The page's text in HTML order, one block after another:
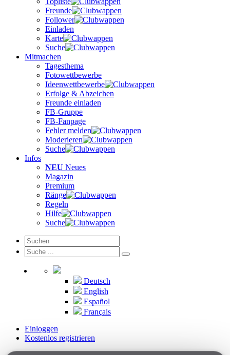
Freunde
Follower
Einladen
Karte
Suche
Mitmachen
Tagesthema
Fotowettbewerbe
Ideenwettbewerbe
Erfolge & Abzeichen
Freunde einladen
FB-Gruppe
FB-Fanpage
Fehler melden
Moderieren
Suche
Infos
NEU Neues
Magazin
Premium
Ränge
Regeln
Hilfe
Suche
Deutsch
English
Español
Français
Einloggen
Kostenlos registrieren